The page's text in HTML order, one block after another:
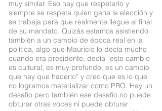
muy similar. Eso hay que respetarlo y
siempre se respeta quien gana la elección y
se trabaja para que realmente llegue al final
de su mandato. Quizás estamos asistiendo
también a un cambio de época real en la
política, algo que Mauricio lo decía mucho
cuando era presidente, decía “este cambio
es cultural, es muy profundo, es un cambio
que hay que hacerlo” y creo que es lo que
no logramos materializar como PRO. Hay un
desafío pero también ese desafío no puede
obturar otras voces ni puede obturar